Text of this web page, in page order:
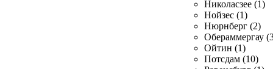
Николасзее (1)
Нойзес (1)
Нюрнберг (2)
Обераммергау
Ойтин (1)
Потсдам (10)